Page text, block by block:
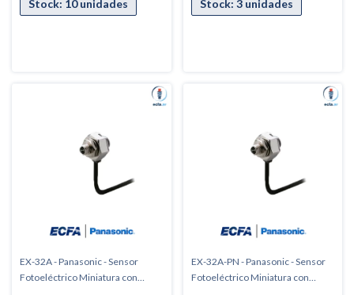
EX-32A - Panasonic - Sensor
Fotoeléctrico Miniatura con
EX-32A-PN - Panasonic - Sensor
Fotoeléctrico Miniatura con